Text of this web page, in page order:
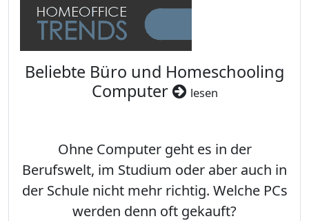
Beliebte Büro und Homeschooling
Computer
lesen
Ohne Computer geht es in der
Berufswelt, im Studium oder aber auch in
der Schule nicht mehr richtig. Welche PCs
werden denn oft gekauft?